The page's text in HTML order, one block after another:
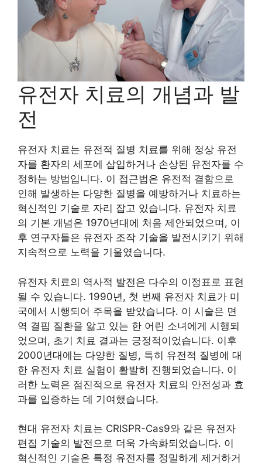
유전자 치료의 개념과 발
전
유전자 치료는 유전적 질병 치료를 위해 정상 유전
자를 환자의 세포에 삽입하거나 손상된 유전자를 수
정하는 방법입니다. 이 접근법은 유전적 결함으로
인해 발생하는 다양한 질병을 예방하거나 치료하는
혁신적인 기술로 자리 잡고 있습니다. 유전자 치료
의 기본 개념은 1970년대에 처음 제안되었으며, 이
후 연구자들은 유전자 조작 기술을 발전시키기 위해
지속적으로 노력을 기울였습니다.
유전자 치료의 역사적 발전은 다수의 이정표로 표현
될 수 있습니다. 1990년, 첫 번째 유전자 치료가 미
국에서 시행되어 주목을 받았습니다. 이 시술은 면
역 결핍 질환을 앓고 있는 한 어린 소녀에게 시행되
었으며, 초기 치료 결과는 긍정적이었습니다. 이후
2000년대에는 다양한 질병, 특히 유전적 질병에 대
한 유전자 치료 실험이 활발히 진행되었습니다. 이
러한 노력은 점진적으로 유전자 치료의 안전성과 효
과를 입증하는 데 기여했습니다.
현대 유전자 치료는 CRISPR-Cas9와 같은 유전자
편집 기술의 발전으로 더욱 가속화되었습니다. 이
혁신적인 기술은 특정 유전자를 정밀하게 제거하거